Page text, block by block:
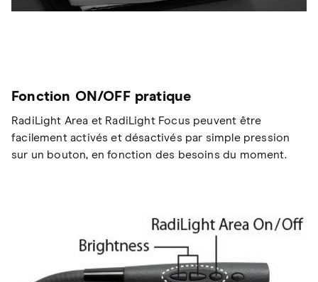
Fonction ON/OFF pratique
RadiLight Area et RadiLight Focus peuvent être
facilement activés et désactivés par simple pression
sur un bouton, en fonction des besoins du moment.